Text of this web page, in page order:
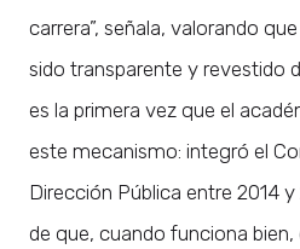
carrera”, señala, valorando
sido transparente y revestido
es la primera vez que el
este mecanismo: integró el
Dirección Pública entre 2014
de que, cuando funciona